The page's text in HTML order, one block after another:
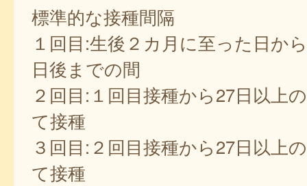
標準的な接種間隔
１回目:生後２カ月に至った日か
日後までの間
２回目:１回目接種から27日以上
て接種
３回目:２回目接種から27日以上
て接種